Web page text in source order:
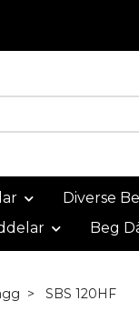
Diverse
Beg
SBS 120HF